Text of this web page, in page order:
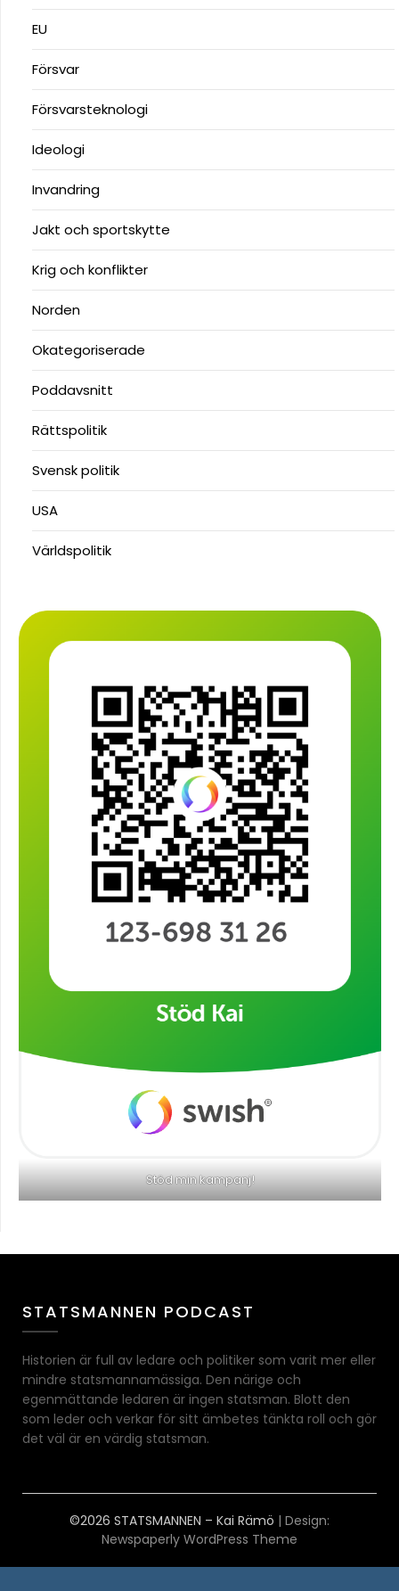
EU
Försvar
Försvarsteknologi
Ideologi
Invandring
Jakt och sportskytte
Krig och konflikter
Norden
Okategoriserade
Poddavsnitt
Rättspolitik
Svensk politik
USA
Världspolitik
Stöd min kampanj!
STATSMANNEN PODCAST
Historien är full av ledare och politiker som varit mer eller
mindre statsmannamässiga. Den närige och
egenmättande ledaren är ingen statsman. Blott den
som leder och verkar för sitt ämbetes tänkta roll och gör
det väl är en värdig statsman.
©2026 STATSMANNEN – Kai Rämö | Design:
Newspaperly WordPress Theme